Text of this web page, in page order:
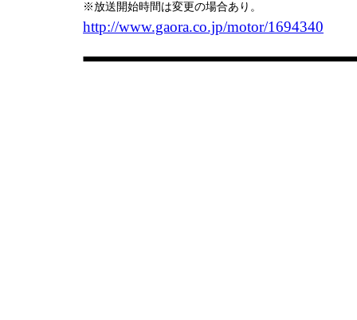
※放送開始時間は変更の場合あり。
http://www.gaora.co.jp/motor/1694340